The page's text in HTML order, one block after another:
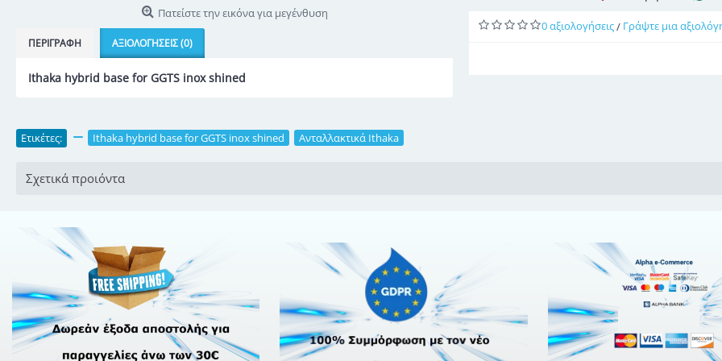
Πατείστε την εικόνα για μεγένθυση
ΠΕΡΙΓΡΑΦΉ ΑΞΙΟΛΟΓΉΣΕΙΣ (0)
Ithaka hybrid base for GGTS inox shined
0 αξιολογήσεις/ Γράψτε μια
Ετικέτες: Ithaka hybrid base for GGTS inox shined Ανταλλακτικά Ithaka
Σχετικά προιόντα